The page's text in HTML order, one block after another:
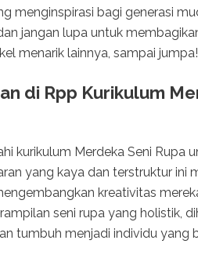
menginspirasi bagi generasi
jangan lupa untuk
menarik lainnya, sampai jumpa!
di Rpp Kurikulum
kurikulum Merdeka Seni Rupa
yang kaya dan terstruktur ini
kreativitas
seni rupa yang holistik,
tumbuh menjadi individu yang